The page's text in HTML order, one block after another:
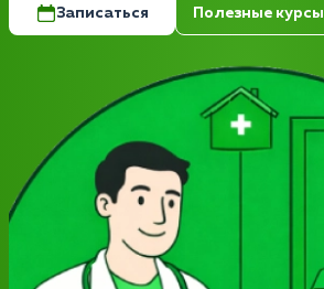
Записаться Полезные курсы